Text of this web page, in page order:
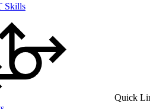
Skills
Quick